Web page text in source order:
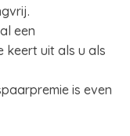
een
keert uit als u als
is even